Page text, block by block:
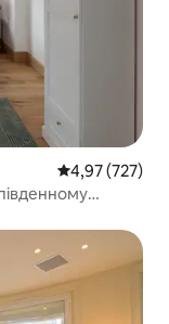
Середня
4,97 (727)